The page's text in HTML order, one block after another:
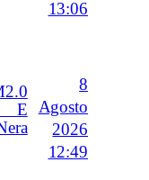
13:06
E
8
Agosto
2026
12:49